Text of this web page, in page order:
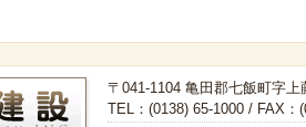
〒041-1104 亀田郡七飯町字上
TEL：(0138) 65-1000 / FAX：